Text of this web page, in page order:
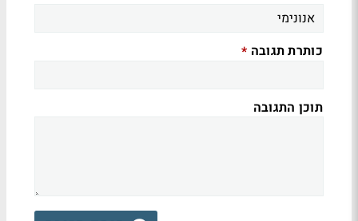
כותרת תגובה *
תוכן התגובה